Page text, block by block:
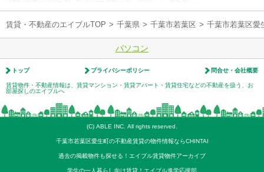
賃貸・不動産のエイブルTOP > 千葉県 > 千葉市若葉区 > 千葉市若葉区愛
パソコン
トップ プライバシーポリシー 問合せ・会社概要
賃貸物件・不動産情報は、賃貸マンション・賃貸アパート・賃貸住宅などの不動産を扱う、お
部屋探しのエイブルへ
(C) ABLE INC. All rights reserved.
千葉市若葉区愛生町の不動産賃貸の物件情報ならCHINTAI
過去の掲載物件も探せる！エイブル賃貸物件アーカイブ
学生の一人暮らし向け賃貸！エイブル進学応援部